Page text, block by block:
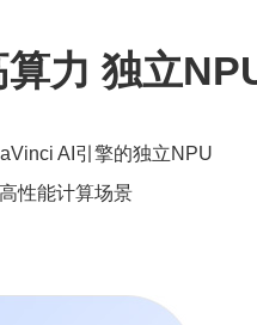
力 独立
AI引擎的独立NPU
性能计算场景